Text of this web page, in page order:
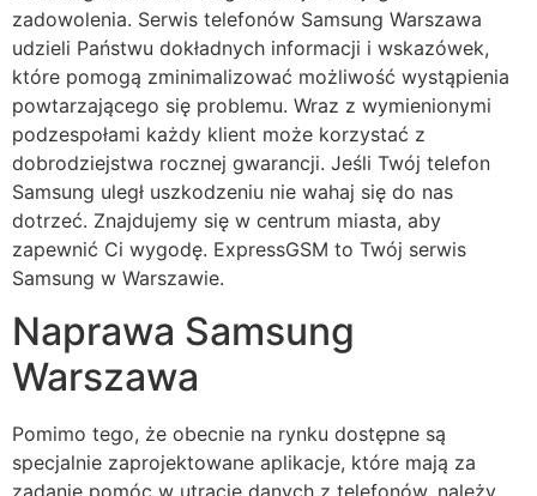
zadowolenia. Serwis telefonów Samsung Warszawa
udzieli Państwu dokładnych informacji i wskazówek,
które pomogą zminimalizować możliwość wystąpienia
powtarzającego się problemu. Wraz z wymienionymi
podzespołami każdy klient może korzystać z
dobrodziejstwa rocznej gwarancji. Jeśli Twój telefon
Samsung uległ uszkodzeniu nie wahaj się do nas
dotrzeć. Znajdujemy się w centrum miasta, aby
zapewnić Ci wygodę. ExpressGSM to Twój serwis
Samsung w Warszawie.
Naprawa Samsung
Warszawa
Pomimo tego, że obecnie na rynku dostępne są
specjalnie zaprojektowane aplikacje, które mają za